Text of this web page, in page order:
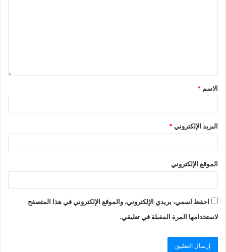
الاسم *
البريد الإلكتروني*
الموقع الإلكتروني
احفظ اسمي، بريدي الإلكتروني، والموقع الإلكتروني في هذا المتصفح
لاستخدامها المرة المقبلة في تعليقي.